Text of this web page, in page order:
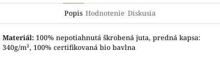
Popis Hodnotenie Diskusia
Materiál: 100% nepotiahnutá škrobená juta, predná kapsa:
340g/m², 100% certifikovaná bio bavlna